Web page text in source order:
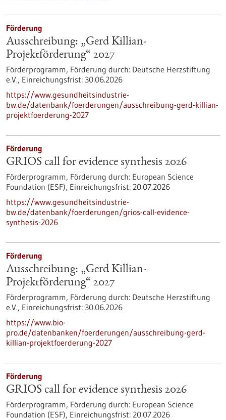
Förderung
Ausschreibung: „Gerd Killian-
Projektförderung“ 2027
Förderprogramm, Förderung durch: Deutsche Herzstiftung
e.V., Einreichungsfrist: 30.06.2026
https://www.gesundheitsindustrie-
bw.de/datenbank/foerderungen/ausschreibung-gerd-killian-
projektfoerderung-2027
Förderung
GRIOS call for evidence synthesis 2026
Förderprogramm, Förderung durch: European Science
Foundation (ESF), Einreichungsfrist: 20.07.2026
https://www.gesundheitsindustrie-
bw.de/datenbank/foerderungen/grios-call-evidence-
synthesis-2026
Förderung
Ausschreibung: „Gerd Killian-
Projektförderung“ 2027
Förderprogramm, Förderung durch: Deutsche Herzstiftung
e.V., Einreichungsfrist: 30.06.2026
https://www.bio-
pro.de/datenbanken/foerderungen/ausschreibung-gerd-
killian-projektfoerderung-2027
Förderung
GRIOS call for evidence synthesis 2026
Förderprogramm, Förderung durch: European Science
Foundation (ESF), Einreichungsfrist: 20.07.2026